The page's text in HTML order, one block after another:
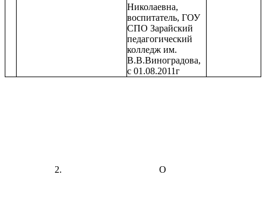
Николаевна,
воспитатель, ГОУ
СПО Зарайский
педагогический
колледж им.
В.В.Виноградова,
с 01.08.2011г
О